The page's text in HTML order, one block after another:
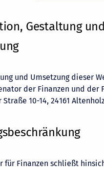
Gestaltung
und Umsetzung dieser
der Finanzen und der
10-14, 24161
für Finanzen schließt